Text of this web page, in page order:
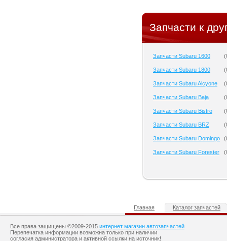
Запчасти к
Запчасти Subaru 1600 (
Запчасти Subaru 1800 (
Запчасти Subaru Alcyone (
Запчасти Subaru Baja (
Запчасти Subaru Bistro (
Запчасти Subaru BRZ (
Запчасти Subaru Domingo (
Запчасти Subaru Forester (
Главная Каталог запчастей
Все права защищены ©2009-2015 интернет магазин автозапчастей
Перепечатка информации возможна только при наличии
согласия администратора и активной ссылки на источник!